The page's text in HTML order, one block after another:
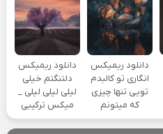
دانلود ریمیکس
انگاری تو کالبدم
تویی تنها چیزی
که میتونم
دانلود ریمیکس
دلتنگتم خیلی
لیلی لیلی لیلی _
میکس ترکیبی